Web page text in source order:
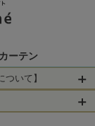
カーテン
ついて】
た方々に深く